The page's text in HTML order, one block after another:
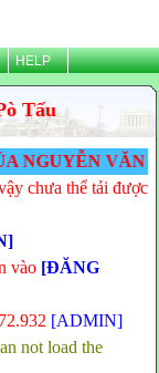
HELP
Tấu
VĂN TÌNH
chưa thể tải được
vào [ĐĂNG
[ADMIN]
not load the